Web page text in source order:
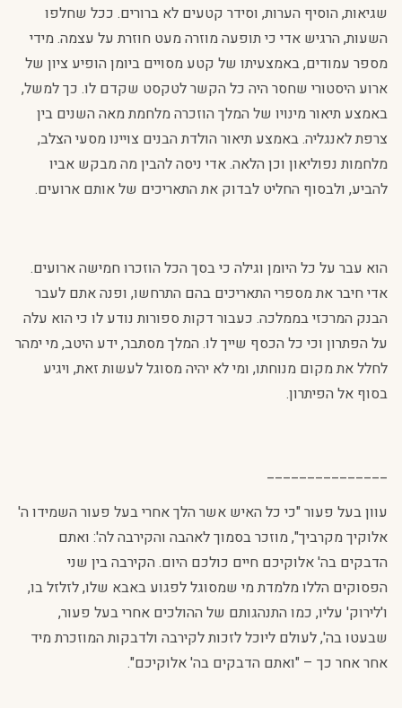
שגיאות, הוסיף הערות, וסידר קטעים לא ברורים. ככל שחלפו
השעות, הרגיש אדי כי תופעה מוזרה מעט חוזרת על עצמה. מידי
מספר עמודים, באמצעיתו של קטע מסויים ביומן הופיע ציון של
ארוע היסטורי שחסר היה כל הקשר לטקסט שקדם לו. כך למשל,
באמצע תיאור מינויו של המלך הוזכרה מלחמת מאה השנים בין
צרפת לאנגליה. באמצע תיאור הולדת הבנים צויינו מסעי הצלב,
מלחמות נפוליאון וכן הלאה. אדי ניסה להבין מה מבקש אביו
להביע, ולבסוף החליט לבדוק את התאריכים של אותם ארועים.
הוא עבר על כל היומן וגילה כי בסך הכל הוזכרו חמישה ארועים.
אדי חיבר את מספרי התאריכים בהם התרחשו, ופנה אתם לעבר
הבנק המרכזי בממלכה. כעבור דקות ספורות נודע לו כי הוא עלה
על הפתרון וכי כל הכסף שייך לו. המלך מסתבר, ידע היטב, מי ימהר
לחלל את מקום מנוחתו, ומי לא יהיה מסוגל לעשות זאת, ויגיע
בסוף אל הפיתרון.
­­­­­­­­­­­­­­­_______________
עוון בעל פעור "כי כל האיש אשר הלך אחרי בעל פעור השמידו ה'
אלוקיך מקרביך", מוזכר בסמוך לאהבה והקירבה לה': ואתם
הדבקים בה' אלוקיכם חיים כולכם היום. הקירבה בין שני
הפסוקים הללו מלמדת מי שמסוגל לפגוע באבא שלו, לזלזל בו,
ו'לירוק' עליו, כמו התנהגותם של ההולכים אחרי בעל פעור,
שבעטו בה', לעולם ליוכל לזכות לקירבה ולדבקות המוזכרת מיד
אחר אחר כך – "ואתם הדבקים בה' אלוקיכם".